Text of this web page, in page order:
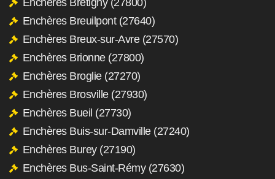
Enchères Breuilpont (27640)
Enchères Breux-sur-Avre (27570)
Enchères Brionne (27800)
Enchères Broglie (27270)
Enchères Brosville (27930)
Enchères Bueil (27730)
Enchères Buis-sur-Damville (27240)
Enchères Burey (27190)
Enchères Bus-Saint-Rémy (27630)